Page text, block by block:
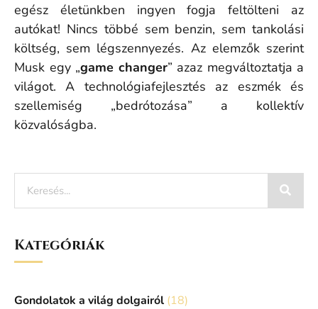
egész életünkben ingyen fogja feltölteni az
autókat! Nincs többé sem benzin, sem tankolási
költség, sem légszennyezés. Az elemzők szerint
Musk egy „game changer” azaz megváltoztatja a
világot. A technológiafejlesztés az eszmék és
szellemiség „bedrótozása” a kollektív
közvalóságba.
Kategóriák
Gondolatok a világ dolgairól (18)